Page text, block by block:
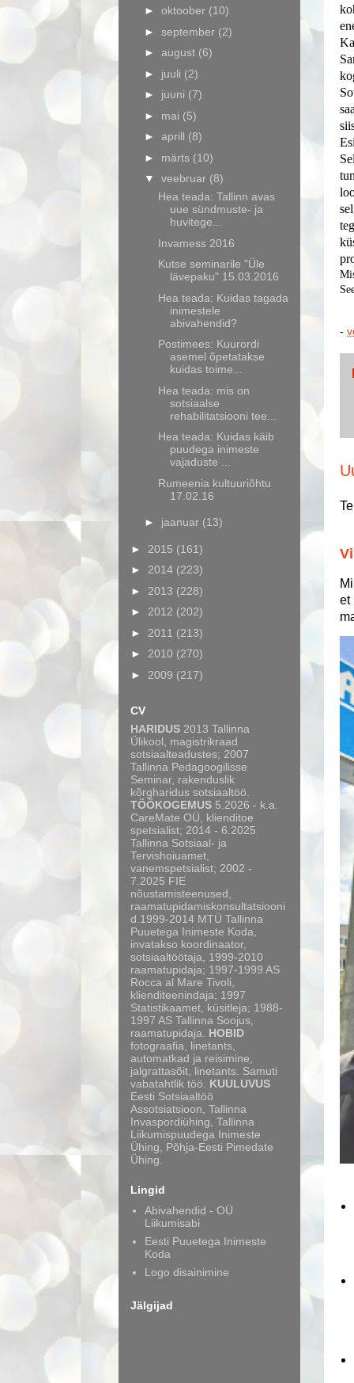
-
et
► oktoober (10)
► september (2)
► august (6)
► juuli (2)
► juuni (7)
► mai (5)
► aprill (8)
► märts (10)
▼ veebruar (8)
Hea teada: Tallinn avas
uue sündmuste- ja
huvitege...
Invamess 2016
Kutse seminarile "Üle
lävepaku" 15.03.2016
Hea teada: Kuidas tagada
inimestele
abivahendid?
Postimees: Kuurordi
asemel õpetatakse
kuidas toime...
Hea teada: mis on
sotsiaalse
rehabilitatsiooni tee...
Hea teada: Kuidas käib
puudega inimeste
vajaduste ...
Rumeenia kultuuriõhtu
17.02.16
► jaanuar (13)
► 2015 (161)
► 2014 (223)
► 2013 (228)
► 2012 (202)
► 2011 (213)
► 2010 (270)
► 2009 (217)
CV
HARIDUS 2013 Tallinna
Ülikool, magistrikraad
sotsiaalteadustes; 2007
Tallinna Pedagoogilisse
Seminar, rakenduslik
kõrgharidus sotsiaaltöö.
TÖÖKOGEMUS 5.2026 - k.a.
CareMate OÜ, klienditoe
spetsialist; 2014 - 6.2025
Tallinna Sotsiaal- ja
Tervishoiuamet,
vanemspetsialist; 2002 -
7.2025 FIE
nõustamisteenused,
raamatupidamiskonsultatsiooni
d.1999-2014 MTÜ Tallinna
Puuetega Inimeste Koda,
invatakso koordinaator,
sotsiaaltöötaja, 1999-2010
raamatupidaja; 1997-1999 AS
Rocca al Mare Tivoli,
klienditeenindaja; 1997
Statistikaamet, küsitleja; 1988-
1997 AS Tallinna Soojus,
raamatupidaja. HOBID
fotograafia, linetants,
automatkad ja reisimine,
jalgrattasõit, linetants. Samuti
vabatahtlik töö. KUULUVUS
Eesti Sotsiaaltöö
Assotsiatsioon, Tallinna
Invaspordiühing, Tallinna
Liikumispuudega Inimeste
Ühing, Põhja-Eesti Pimedate
Ühing.
Lingid
Abivahendid - OÜ
Liikumisabi
Eesti Puuetega Inimeste
Koda
Logo disainimine
Jälgijad